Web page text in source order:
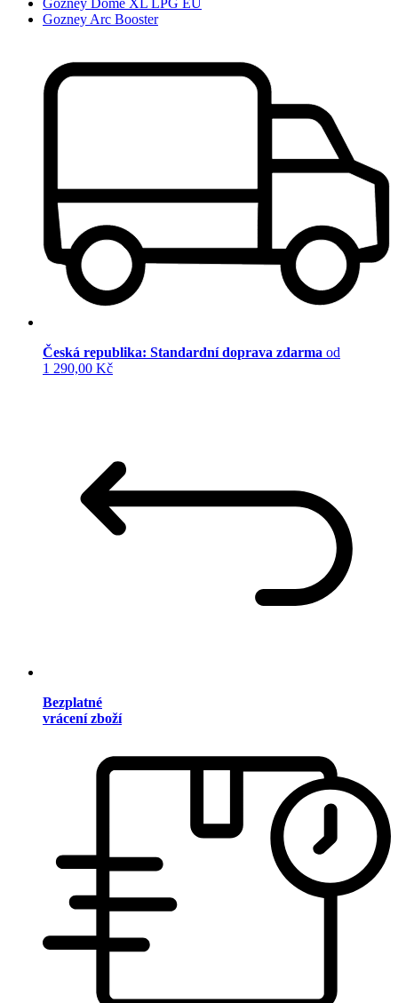
Gozney Arc Booster
Česká republika: Standardní doprava zdarma od
1 290,00 Kč
Bezplatné
vrácení zboží